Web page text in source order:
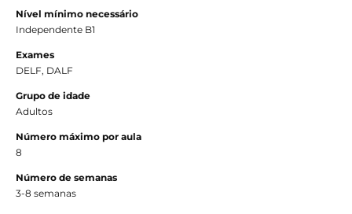
Nível mínimo necessário
Independente B1
Exames
DELF, DALF
Grupo de idade
Adultos
Número máximo por aula
8
Número de semanas
3-8 semanas